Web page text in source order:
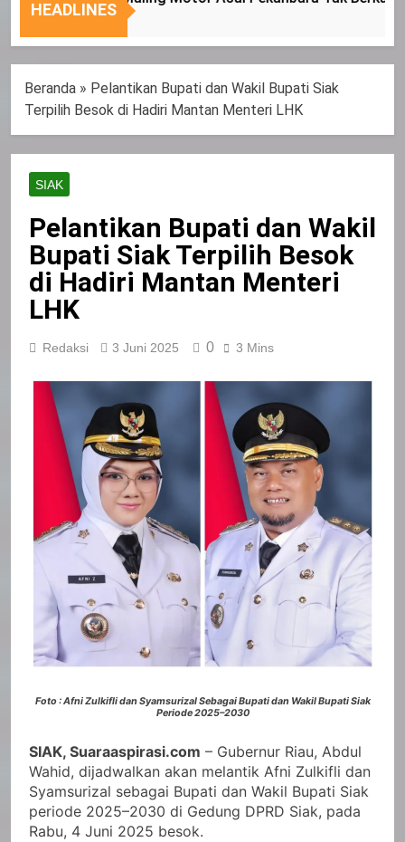
Nasional
Tepat
HEADLINES
Beranda » Pelantikan Bupati dan Wakil Bupati Siak
Terpilih Besok di Hadiri Mantan Menteri LHK
SIAK
Pelantikan Bupati dan Wakil
Bupati Siak Terpilih Besok
di Hadiri Mantan Menteri
LHK
Redaksi 3 Juni 2025 0 3 Mins
Foto : Afni Zulkifli dan Syamsurizal Sebagai Bupati dan Wakil Bupati Siak
Periode 2025–2030
SIAK, Suaraaspirasi.com – Gubernur Riau, Abdul
Wahid, dijadwalkan akan melantik Afni Zulkifli dan
Syamsurizal sebagai Bupati dan Wakil Bupati Siak
periode 2025–2030 di Gedung DPRD Siak, pada
Rabu, 4 Juni 2025 besok.